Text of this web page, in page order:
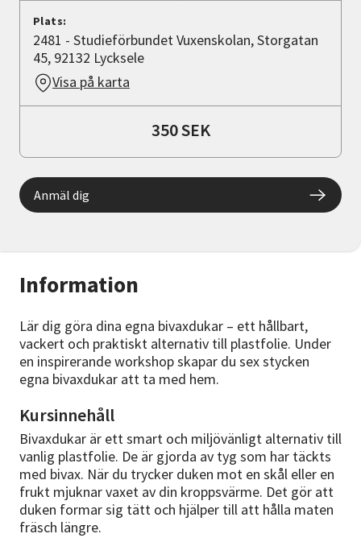
Information
Lär dig göra dina egna bivaxdukar – ett hållbart,
vackert och praktiskt alternativ till plastfolie. Under
en inspirerande workshop skapar du sex stycken
egna bivaxdukar att ta med hem.
Kursinnehåll
Bivaxdukar är ett smart och miljövänligt alternativ till
vanlig plastfolie. De är gjorda av tyg som har täckts
med bivax. När du trycker duken mot en skål eller en
frukt mjuknar vaxet av din kroppsvärme. Det gör att
duken formar sig tätt och hjälper till att hålla maten
fräsch längre.
Plats:
2481 - Studieförbundet Vuxenskolan, Storgatan
45, 92132 Lycksele
Visa på karta
350 SEK
Anmäl dig